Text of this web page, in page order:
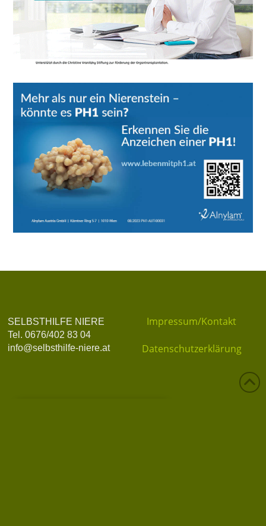
SELBSTHILFE NIERE
Tel. 0676/402 83 04
info@selbsthilfe-niere.at
Impressum/Kontakt
Datenschutzerklärung